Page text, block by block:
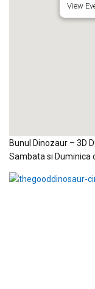
View
Bunul Dinozaur – 3D
Sambata si Duminica